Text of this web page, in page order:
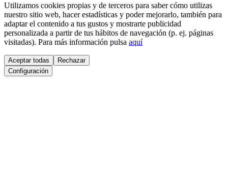
Utilizamos cookies propias y de terceros para saber cómo utilizas
nuestro sitio web, hacer estadísticas y poder mejorarlo, también para
adaptar el contenido a tus gustos y mostrarte publicidad
personalizada a partir de tus hábitos de navegación (p. ej. páginas
visitadas). Para más información pulsa aquí
Aceptar todas
Rechazar
Configuración